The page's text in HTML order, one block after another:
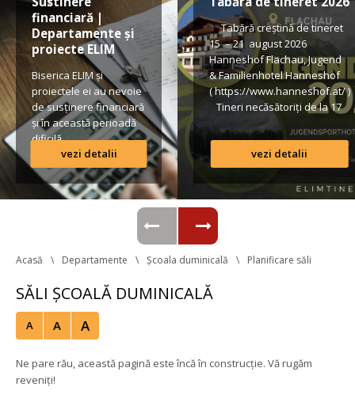
financiară |
Departamente și
proiecte ELIM
Biserica ELIM și
proiectele ei au nevoie
de susținere financiară
și în această perioadă
dificilă.
Lista conturilor bancare
vezi detalii
Tabără creștină de tineret
15 – 21 august 2026
Hanneshof Flachau, Jugend
& Familienhotel Hanneshof
( https://www.hanneshof.at/ )
Tineri necăsătoriți de la 17
ani în sus € 420/ p.P.
(inclusiv Vollpension,
activități, transport*)
Formular de înscriere
Regulamentul taberei
*Având în vedere că o parte
din transportul […]
vezi detalii
Acasă Departamente Școala duminicală Planificare săli
SĂLI ȘCOALĂ DUMINICALĂ
A A A
Ne pare rău, această pagină este încă în construcție. Vă rugăm
reveniți!